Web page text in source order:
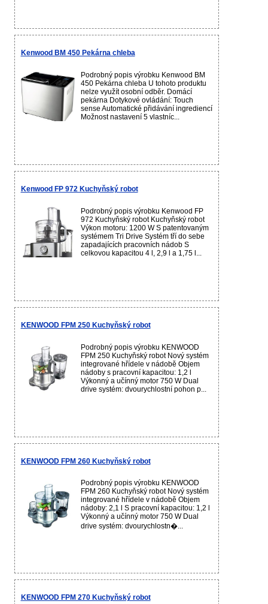
Kenwood BM 450 Pekárna chleba
Podrobný popis výrobku Kenwood BM
450 Pekárna chleba U tohoto produktu
nelze využít osobní odběr. Domácí
pekárna Dotykové ovládání: Touch
sense Automatické přidávání ingrediencí
Možnost nastavení 5 vlastníc...
Kenwood FP 972 Kuchyňský robot
Podrobný popis výrobku Kenwood FP
972 Kuchyňský robot Kuchyňský robot
Výkon motoru: 1200 W S patentovaným
systémem Tri Drive Systém tří do sebe
zapadajících pracovních nádob S
celkovou kapacitou 4 l, 2,9 l a 1,75 l...
KENWOOD FPM 250 Kuchyňský robot
Podrobný popis výrobku KENWOOD
FPM 250 Kuchyňský robot Nový systém
integrované hřídele v nádobě Objem
nádoby s pracovní kapacitou: 1,2 l
Výkonný a učínný motor 750 W Dual
drive systém: dvourychlostní pohon p...
KENWOOD FPM 260 Kuchyňský robot
Podrobný popis výrobku KENWOOD
FPM 260 Kuchyňský robot Nový systém
integrované hřídele v nádobě Objem
nádoby: 2,1 l S pracovní kapacitou: 1,2 l
Výkonný a učínný motor 750 W Dual
drive systém: dvourychlostn�...
KENWOOD FPM 270 Kuchyňský robot